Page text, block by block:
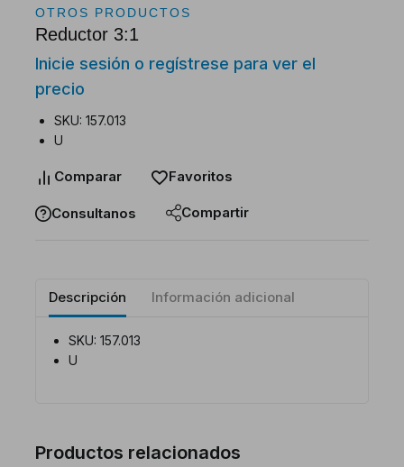
OTROS PRODUCTOS
Reductor 3:1
Inicie sesión o regístrese para ver el
precio
SKU: 157.013
U
Comparar Favoritos
Consultanos Compartir
Descripción Información adicional
SKU: 157.013
U
Productos relacionados